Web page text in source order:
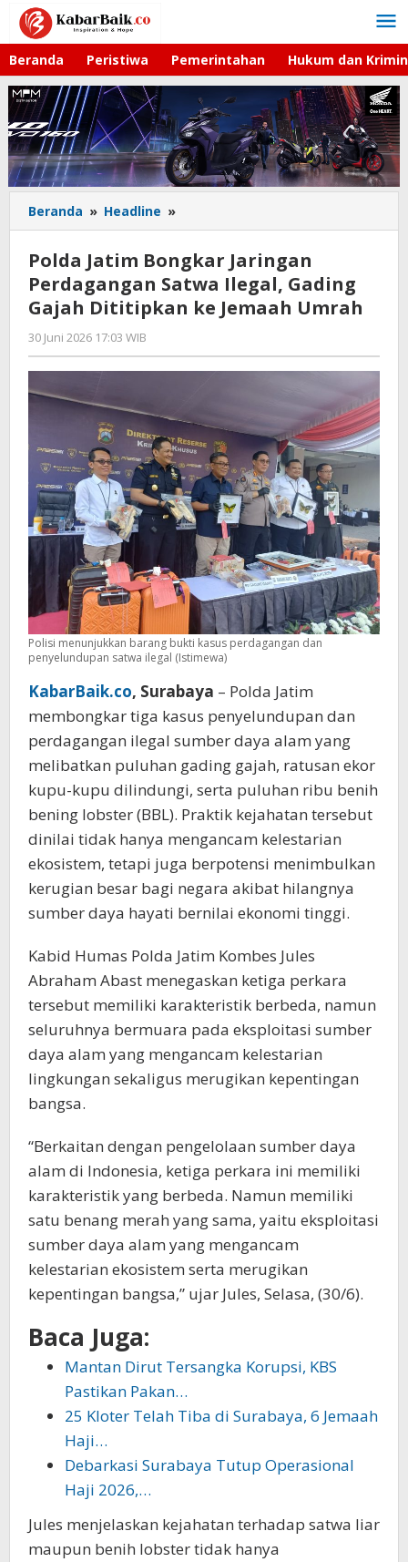
Lewati
konten
Beranda Peristiwa Pemerintahan Hukum dan
Beranda » Headline »
Jatim
Bongkar
Jaringan
Perdagangan
Satwa
Jemaah
Umrah
Polda Jatim Bongkar Jaringan
Perdagangan Satwa Ilegal, Gading
Gajah Dititipkan ke Jemaah Umrah
30 Juni 2026 17:03 WIB
Imam
WD
Polisi menunjukkan barang bukti kasus perdagangan dan
penyelundupan satwa ilegal (Istimewa)
KabarBaik.co, Surabaya – Polda Jatim
membongkar tiga kasus penyelundupan dan
perdagangan ilegal sumber daya alam yang
melibatkan puluhan gading gajah, ratusan ekor
kupu-kupu dilindungi, serta puluhan ribu benih
bening lobster (BBL). Praktik kejahatan tersebut
dinilai tidak hanya mengancam kelestarian
ekosistem, tetapi juga berpotensi menimbulkan
kerugian besar bagi negara akibat hilangnya
sumber daya hayati bernilai ekonomi tinggi.
Kabid Humas Polda Jatim Kombes Jules
Abraham Abast menegaskan ketiga perkara
tersebut memiliki karakteristik berbeda, namun
seluruhnya bermuara pada eksploitasi sumber
daya alam yang mengancam kelestarian
lingkungan sekaligus merugikan kepentingan
bangsa.
“Berkaitan dengan pengelolaan sumber daya
alam di Indonesia, ketiga perkara ini memiliki
karakteristik yang berbeda. Namun memiliki
satu benang merah yang sama, yaitu eksploitasi
sumber daya alam yang mengancam
kelestarian ekosistem serta merugikan
kepentingan bangsa,” ujar Jules, Selasa, (30/6).
Baca Juga:
Mantan Dirut Tersangka Korupsi, KBS
Pastikan Pakan…
25 Kloter Telah Tiba di Surabaya, 6 Jemaah
Haji…
Debarkasi Surabaya Tutup Operasional
Haji 2026,…
Jules menjelaskan kejahatan terhadap satwa liar
maupun benih lobster tidak hanya